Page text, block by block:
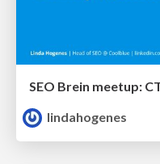
lindahogenes